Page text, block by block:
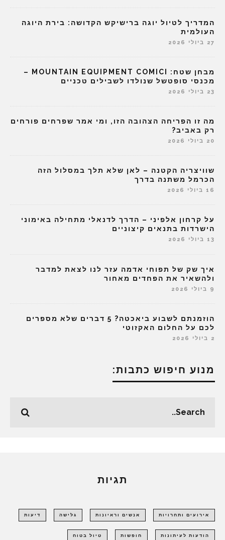
המדריך לטיול יוגה ברישיקש הקדושה: בירת היוגה
העולמית
27 ביולי 2026
מבחן שטח: MOUNTAIN EQUIPMENT COMICI –
מכנסי סופטשל שנולדו לשבילים טכניים
23 ביולי 2026
מה זו הפריחה הצהובה הזו, ומי אמר שפרחים פורחים
רק באביב?
20 ביולי 2026
שוויצריה הקטנה – לאן שלא תלך במסלול הזה
הכרמל משתנה בדרך
16 ביולי 2026
על קרחון אלפיני – הדרך לדנאלי מתחילה באימוני
הישרדות בתנאים קיצוניים
13 ביולי 2026
איך שק של תפוחי אדמה עזר לנו לצאת למדבר
ולהשאיר את הפחדים מאחור
9 ביולי 2026
הוזמנתם לשבוע ביאכטה? 5 דברים שלא מספרים
לכם על החלום האקזוטי
2 ביולי 2026
מנוע חיפוש כתבות:
תגיות
אירועים ותחרויות אנשים וראיונות גלישה דיעות
הודעות לעיתונות חופשות טיול בטוח